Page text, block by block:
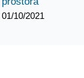
01/10/2021